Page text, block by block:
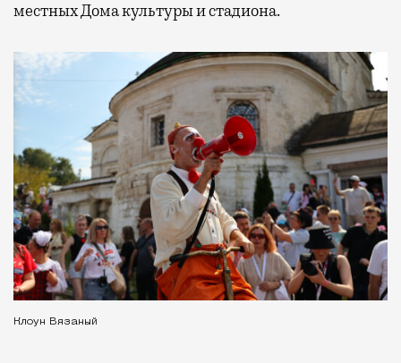
местных Дома культуры и стадиона.
Клоун Вязаный